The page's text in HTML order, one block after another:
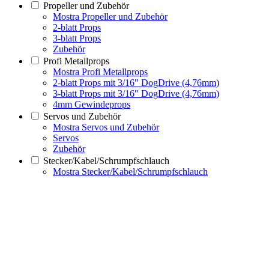
Propeller und Zubehör
Mostra Propeller und Zubehör
2-blatt Props
3-blatt Props
Zubehör
Profi Metallprops
Mostra Profi Metallprops
2-blatt Props mit 3/16" DogDrive (4,76mm)
3-blatt Props mit 3/16" DogDrive (4,76mm)
4mm Gewindeprops
Servos und Zubehör
Mostra Servos und Zubehör
Servos
Zubehör
Stecker/Kabel/Schrumpfschlauch
Mostra Stecker/Kabel/Schrumpfschlauch